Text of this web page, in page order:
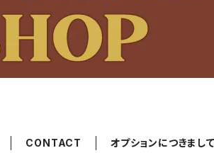
CONTACT オプションにつきまし